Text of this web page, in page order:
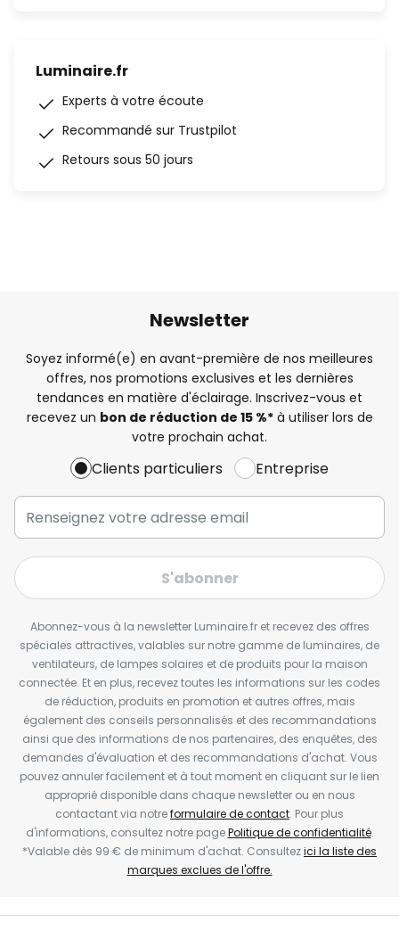
Luminaire.fr
Experts à votre écoute
Recommandé sur Trustpilot
Retours sous 50 jours
Newsletter
Soyez informé(e) en avant-première de nos meilleures
offres, nos promotions exclusives et les dernières
tendances en matière d'éclairage. Inscrivez-vous et
recevez un bon de réduction de 15 %*à utiliser lors de
votre prochain achat.
Clients particuliers Entreprise
S'abonner
Abonnez-vous à la newsletter Luminaire.fr et recevez des offres
spéciales attractives, valables sur notre gamme de luminaires, de
ventilateurs, de lampes solaires et de produits pour la maison
connectée. Et en plus, recevez toutes les informations sur les codes
de réduction, produits en promotion et autres offres, mais
également des conseils personnalisés et des recommandations
ainsi que des informations de nos partenaires, des enquêtes, des
demandes d'évaluation et des recommandations d'achat. Vous
pouvez annuler facilement et à tout moment en cliquant sur le lien
approprié disponible dans chaque newsletter ou en nous
contactant via notreformulaire de contact. Pour plus
d'informations, consultez notre pagePolitique de confidentialité.
*Valable dès 99 € de minimum d'achat. Consultezici la liste des
marques exclues de l'offre.